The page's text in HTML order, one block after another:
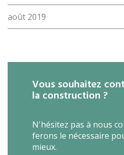
août 2019
Vous souhaitez
la construction ?
N'hésitez pas à nous
ferons le nécessaire
mieux.